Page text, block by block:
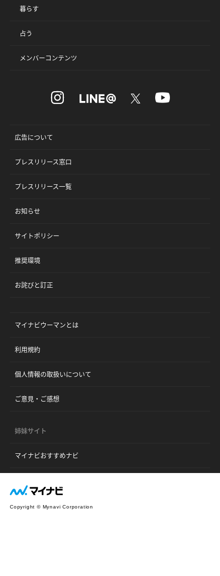
暮らす
占う
メンバーコンテンツ
広告について
プレスリリース窓口
プレスリリース一覧
お知らせ
サイトポリシー
推奨環境
お詫びと訂正
マイナビウーマンとは
利用規約
個人情報の取扱いについて
ご意見・ご感想
姉妹サイト
マイナビおすすめナビ
Copyright © Mynavi Corporation